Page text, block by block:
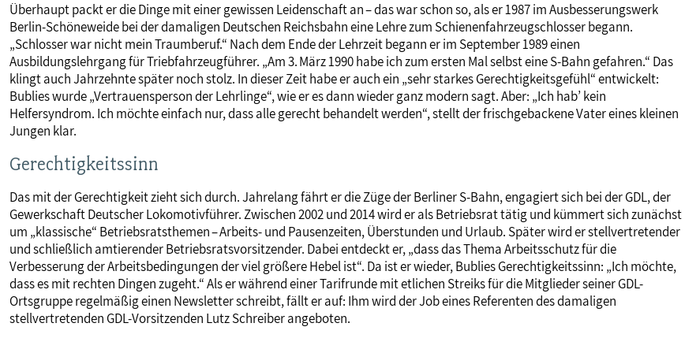
Überhaupt packt er die Dinge mit einer gewissen Leidenschaft an – das war schon so, als er 1987 im Ausbesserungswerk
Berlin-Schöneweide bei der damaligen Deutschen Reichsbahn eine Lehre zum Schienenfahrzeugschlosser begann.
„Schlosser war nicht mein Traumberuf.“ Nach dem Ende der Lehrzeit begann er im September 1989 einen
Ausbildungslehrgang für Triebfahrzeugführer. „Am 3. März 1990 habe ich zum ersten Mal selbst eine S-Bahn gefahren.“ Das
klingt auch Jahrzehnte später noch stolz. In dieser Zeit habe er auch ein „sehr starkes Gerechtigkeitsgefühl“ entwickelt:
Bublies wurde „Vertrauensperson der Lehrlinge“, wie er es dann wieder ganz modern sagt. Aber: „Ich hab’ kein
Helfersyndrom. Ich möchte einfach nur, dass alle gerecht behandelt werden“, stellt der frischgebackene Vater eines kleinen
Jungen klar.
Gerechtigkeitssinn
Das mit der Gerechtigkeit zieht sich durch. Jahrelang fährt er die Züge der Berliner S-Bahn, engagiert sich bei der GDL, der
Gewerkschaft Deutscher Lokomotivführer. Zwischen 2002 und 2014 wird er als Betriebsrat tätig und kümmert sich zunächst
um „klassische“ Betriebsratsthemen – Arbeits- und Pausenzeiten, Überstunden und Urlaub. Später wird er stellvertretender
und schließlich amtierender Betriebsratsvorsitzender. Dabei entdeckt er, „dass das Thema Arbeitsschutz für die
Verbesserung der Arbeitsbedingungen der viel größere Hebel ist“. Da ist er wieder, Bublies Gerechtigkeitssinn: „Ich möchte,
dass es mit rechten Dingen zugeht.“ Als er während einer Tarifrunde mit etlichen Streiks für die Mitglieder seiner GDL-
Ortsgruppe regelmäßig einen Newsletter schreibt, fällt er auf: Ihm wird der Job eines Referenten des damaligen
stellvertretenden GDL-Vorsitzenden Lutz Schreiber angeboten.